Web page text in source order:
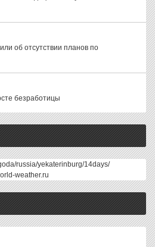
об отсутствии планов по
безработицы
russia/yekaterinburg/14days/
weather.ru